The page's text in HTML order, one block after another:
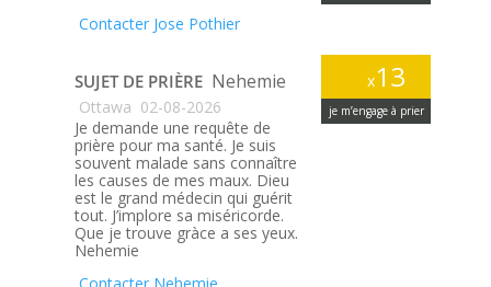
Contacter Jose Pothier
x13
je m’engage à prier
SUJET DE PRIÈRE Nehemie
Ottawa 02-08-2026
Je demande une requête de
prière pour ma santé. Je suis
souvent malade sans connaître
les causes de mes maux. Dieu
est le grand médecin qui guérit
tout. J’implore sa miséricorde.
Que je trouve gràce a ses yeux.
Nehemie
Contacter Nehemie